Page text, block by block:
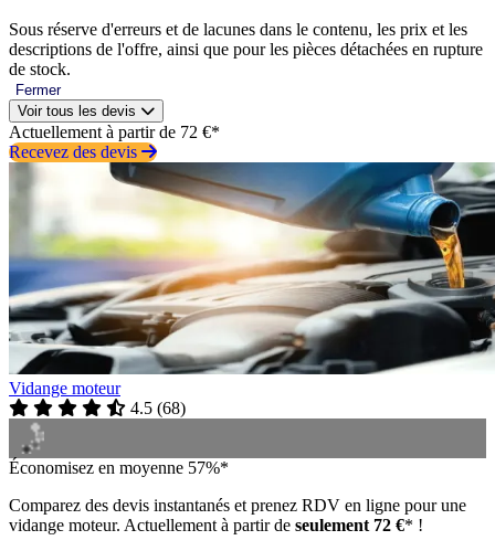
Sous réserve d'erreurs et de lacunes dans le contenu, les prix et les
descriptions de l'offre, ainsi que pour les pièces détachées en rupture
de stock.
Fermer
Voir tous les devis
Actuellement à partir de 72 €*
Recevez des devis
Vidange moteur
4.5 (68)
Économisez en moyenne 57%*
Comparez des devis instantanés et prenez RDV en ligne pour une
vidange moteur. Actuellement à partir de seulement 72 €* !